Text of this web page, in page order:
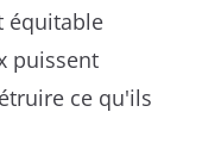
équitable
puissent
ce qu'ils